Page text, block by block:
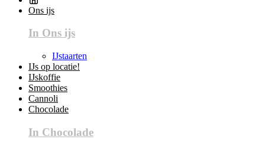
Ons ijs
In Ons ijs
IJstaarten
IJs op locatie!
IJskoffie
Smoothies
Cannoli
Chocolade
In Chocolade